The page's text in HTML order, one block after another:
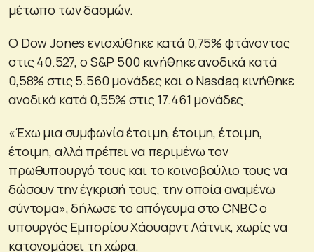
μέτωπο των δασμών.
Ο Dow Jones ενισχύθηκε κατά 0,75% φτάνοντας
στις 40.527, ο S&P 500 κινήθηκε ανοδικά κατά
0,58% στις 5.560 μονάδες και o Nasdaq κινήθηκε
ανοδικά κατά 0,55% στις 17.461 μονάδες.
«Έχω μια συμφωνία έτοιμη, έτοιμη, έτοιμη,
έτοιμη, αλλά πρέπει να περιμένω τον
πρωθυπουργό τους και το κοινοβούλιο τους να
δώσουν την έγκρισή τους, την οποία αναμένω
σύντομα», δήλωσε το απόγευμα στο CNBC ο
υπουργός Εμπορίου Χάουαρντ Λάτνικ, χωρίς να
κατονομάσει τη χώρα.